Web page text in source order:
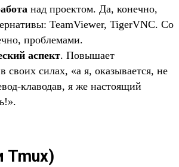
над проектом. Да, конечно,
TeamViewer, TigerVNC. Со
проблемами.
аспект. Повышает
своих силах, «а я, оказывается, не
клаводав, я же настоящий
Tmux)